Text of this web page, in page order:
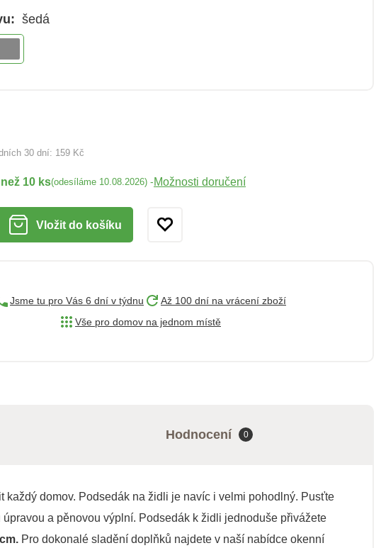
šedá
30 dní: 159 Kč
10 ks(odesíláme 10.08.2026) -Možnosti doručení
Vložit do košíku
Jsme tu pro Vás 6 dní v týdnu
Až 100 dní na vrácení zboží
Vše pro domov na jednom místě
Hodnocení 0
každý domov. Podsedák na židli je navíc i velmi pohodlný. Pusťte
a pěnovou výplní. Podsedák k židli jednoduše přivážete
Pro dokonalé sladění doplňků najdete v naší nabídce okenní